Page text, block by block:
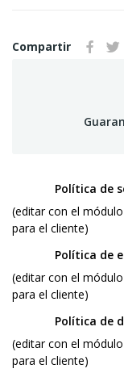
Compartir
Política de
(editar con el
para el cliente)
Política de
(editar con el
para el cliente)
Política de
(editar con el
para el cliente)